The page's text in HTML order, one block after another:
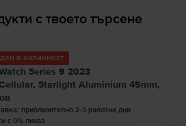
с твоето търсене
в наличност
Series 9 2023
Starlight Aluminium 45mm,
приблизително 2-3 работни дни
с 0% лихва